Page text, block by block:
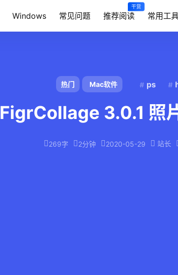
Windows 常见问题 推荐阅读
干货
常用工
热门 Mac软件 ps
FigrCollage 3.0.1 照
269字 2分钟 2020-05-29 站长